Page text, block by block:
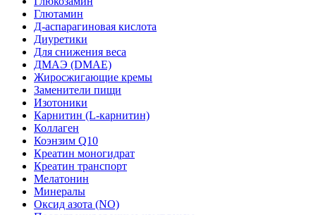
Глютамин
Д-аспарагиновая кислота
Диуретики
Для снижения веса
ДМАЭ (DMAE)
Жиросжигающие кремы
Заменители пищи
Изотоники
Карнитин (L-карнитин)
Коллаген
Коэнзим Q10
Креатин моногидрат
Креатин транспорт
Мелатонин
Минералы
Оксид азота (NO)